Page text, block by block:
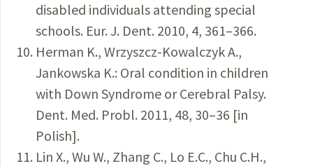
disabled individuals attending special
schools. Eur. J. Dent. 2010, 4, 361–366.
Herman K., Wrzyszcz-Kowalczyk A.,
Jankowska K.: Oral condition in children
with Down Syndrome or Cerebral Palsy.
Dent. Med. Probl. 2011, 48, 30–36 [in
Polish].
Lin X., Wu W., Zhang C., Lo E.C., Chu C.H.,